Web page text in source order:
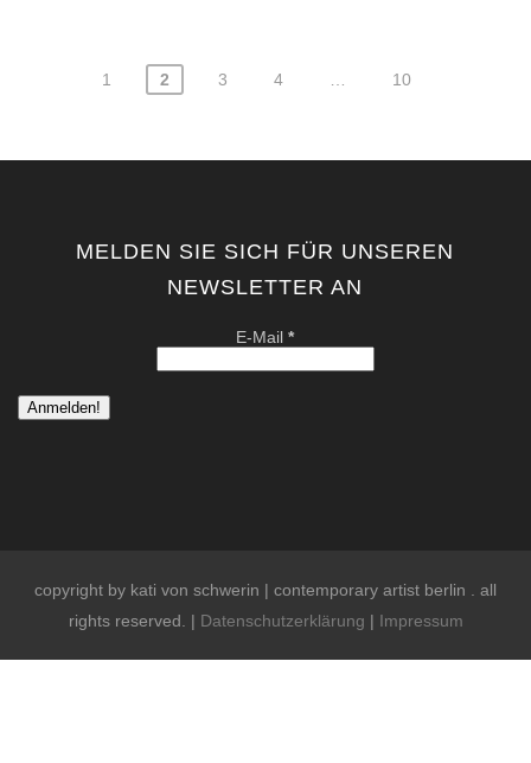
Seitennummerierung
Beiträge
1 2 3 4 10
MELDEN SIE SICH FÜR UNSEREN
NEWSLETTER AN
E-Mail*
copyright by kati von schwerin | contemporary artist berlin . all
rights reserved. | Datenschutzerklärung | Impressum